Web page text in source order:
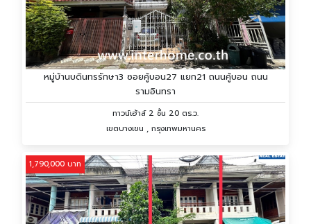
หมู่บ้านบดินทรรักษา3 ซอยคู้บอน27 แยก21 ถนนคู้บอน ถนน
รามอินทรา
ทาวน์เฮ้าส์ 2 ชั้น 20 ตร.ว.
เขตบางเขน , กรุงเทพมหานคร
1,790,000 บาท